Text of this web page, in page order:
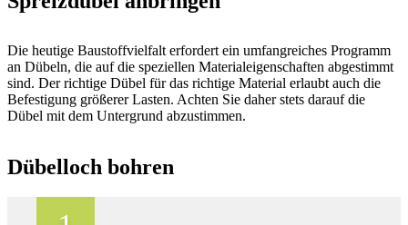
Die heutige Baustoffvielfalt erfordert ein umfangreiches Pro­gramm
an Dübeln, die auf die speziellen Materialeigenschaften abgestimmt
sind. Der richtige Dübel für das richtige Material erlaubt auch die
Befe­sti­gung grö­ße­rer Lasten. Achten Sie daher stets darauf die
Dübel mit dem Untergrund abzustimmen.
Dübelloch bohren